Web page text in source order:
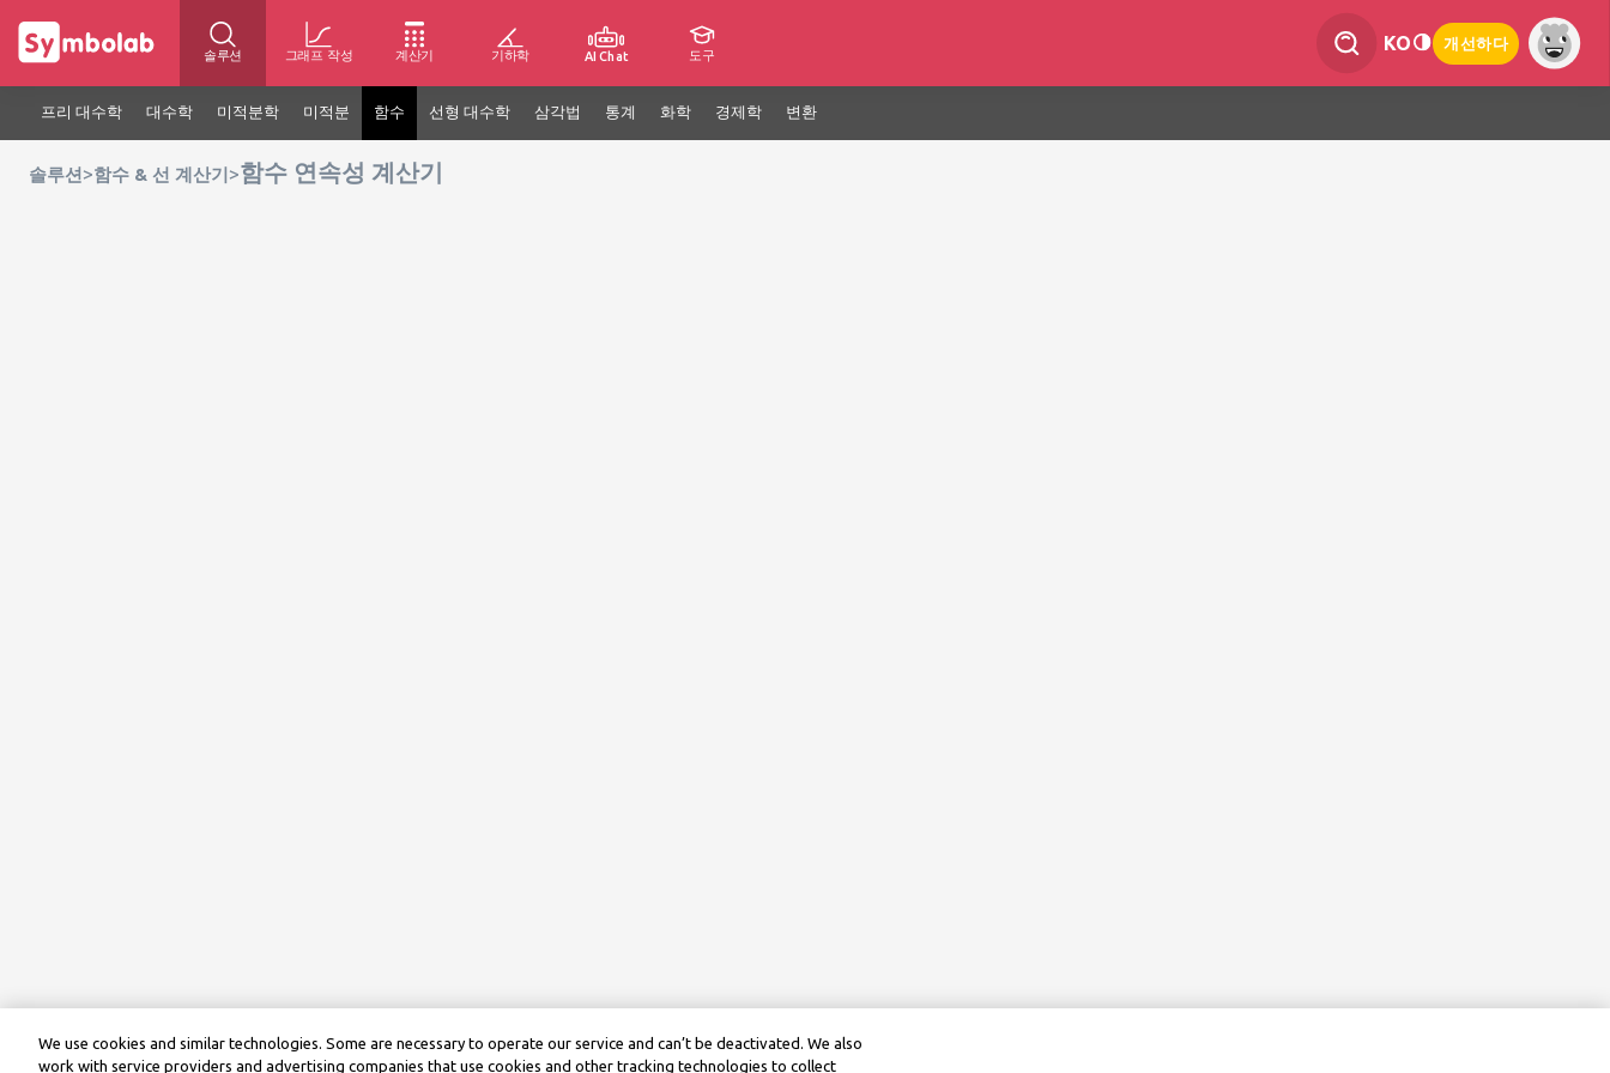
솔루션 그래프 작성 계산기 기하학 AI Chat 도구
KO 개선하다
프리 대수학 대수학 미적분학 미적분 함수 선형 대수학 삼각법 통계 화학 경제학 변환
솔루션 >함수 & 선 계산기 >함수 연속성 계산기
We use cookies and similar technologies. Some are necessary to operate our service and can’t be deactivated. We also
work with service providers and advertising companies that use cookies and other tracking technologies to collect